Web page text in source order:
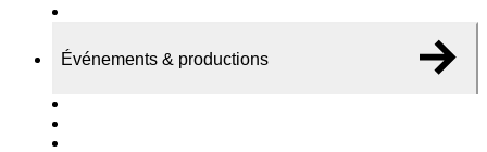
Événements & productions